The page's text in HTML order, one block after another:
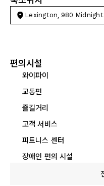
Lexington, 980 Midnight
편의시설
와이파이
교통편
즐길거리
고객 서비스
피트니스 센터
장애인 편의 시설